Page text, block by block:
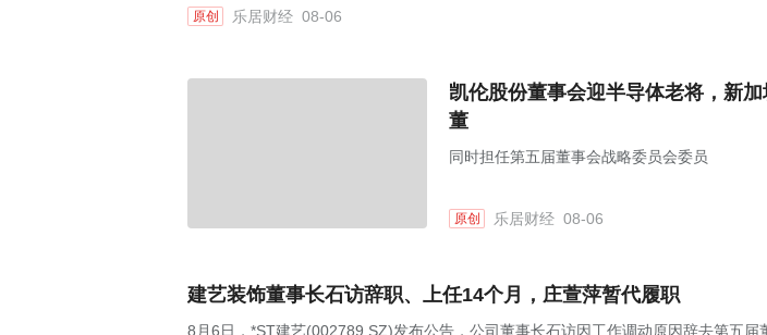
原创 乐居财经 08-06
凯伦股份董事会迎半导体老将，新
董
同时担任第五届董事会战略委员会委员
原创 乐居财经 08-06
建艺装饰董事长石访辞职、上任14个月，庄萱萍暂代履职
8月6日，*ST建艺(002789.SZ)发布公告，公司董事长石访因工作调动原因辞去第五届